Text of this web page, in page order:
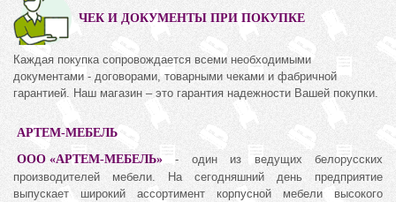
ЧЕК И ДОКУМЕНТЫ ПРИ ПОКУПКЕ
Каждая покупка сопровождается всеми необходимыми
документами - договорами, товарными чеками и фабричной
гарантией. Наш магазин – это гарантия надежности Вашей покупки.
АРТЕМ-МЕБЕЛЬ
ООО «АРТЕМ-МЕБЕЛЬ» - один из ведущих белорусских
производителей мебели. На сегодняшний день предприятие
выпускает широкий ассортимент корпусной мебели высокого